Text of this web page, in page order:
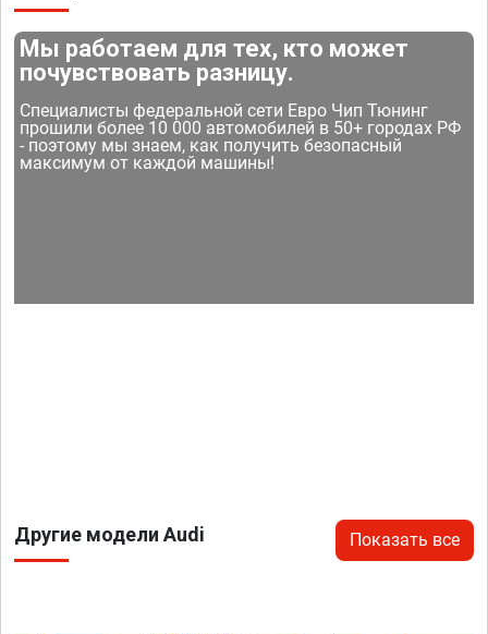
Мы работаем для тех, кто может
почувствовать разницу.
Специалисты федеральной сети Евро Чип Тюнинг
прошили более 10 000 автомобилей в 50+ городах РФ
- поэтому мы знаем, как получить безопасный
максимум от каждой машины!
Другие модели Audi Показать все